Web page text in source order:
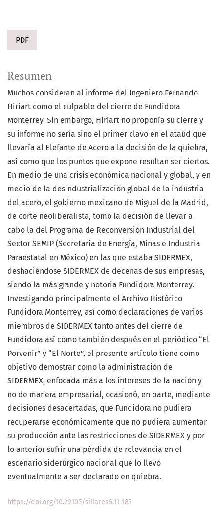
PDF
Resumen
Muchos consideran al informe del Ingeniero Fernando
Hiriart como el culpable del cierre de Fundidora
Monterrey. Sin embargo, Hiriart no proponía su cierre y
su informe no sería sino el primer clavo en el ataúd que
llevaría al Elefante de Acero a la decisión de la quiebra,
así como que los puntos que expone resultan ser ciertos.
En medio de una crisis económica nacional y global, y en
medio de la desindustrialización global de la industria
del acero, el gobierno mexicano de Miguel de la Madrid,
de corte neoliberalista, tomó la decisión de llevar a
cabo la del Programa de Reconversión Industrial del
Sector SEMIP (Secretaría de Energía, Minas e Industria
Paraestatal en México) en las que estaba SIDERMEX,
deshaciéndose SIDERMEX de decenas de sus empresas,
siendo la más grande y notoria Fundidora Monterrey.
Investigando principalmente el Archivo Histórico
Fundidora Monterrey, así como declaraciones de varios
miembros de SIDERMEX tanto antes del cierre de
Fundidora así como también después en el periódico “El
Porvenir” y “El Norte”, el presente artículo tiene como
objetivo demostrar como la administración de
SIDERMEX, enfocada más a los intereses de la nación y
no de manera empresarial, ocasionó, en parte, mediante
decisiones desacertadas, que Fundidora no pudiera
recuperarse económicamente que no pudiera aumentar
su producción ante las restricciones de SIDERMEX y por
lo anterior sufrir una pérdida de relevancia en el
escenario siderúrgico nacional que lo llevó
eventualmente a ser declarado en quiebra.
https://doi.org/10.29105/sillares6.11-187